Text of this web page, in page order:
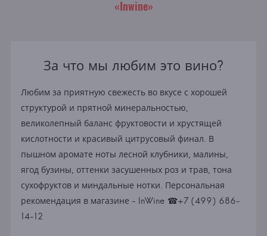
«Inwine»
За что мы любим это вино?
Любим за приятную свежесть во вкусе с хорошей
структурой и прятной минеральностью,
великолепный баланс фруктовости и хрустящей
кислотности и красивый цитрусовый финал. В
пышном аромате ноты лесной клубники, малины,
ягод бузины, оттенки засушенных роз и трав, тона
сухофруктов и миндальные нотки. Персональная
рекомендация в магазине - InWine ☎+7 (499) 686-
14-12